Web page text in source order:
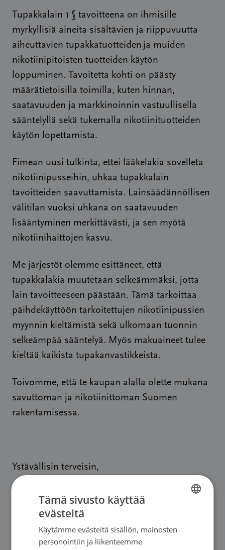
Tupakkalain 1 § tavoitteena on ihmisille
myrkyllisiä aineita sisältävien ja riippuvuutta
aiheuttavien tupakkatuotteiden ja muiden
nikotiinipitoisten tuotteiden käytön
loppuminen. Tavoitetta kohti on päästy
määrätietoisilla toimilla, kuten hinnan,
saatavuuden ja markkinoinnin vastuullisella
sääntelyllä sekä tukemalla nikotiinituotteiden
käytön lopettamista.
Fimean uusi tulkinta, ettei lääkelakia sovelleta
nikotiinipusseihin, uhkaa tupakkalain
tavoitteiden saavuttamista. Lainsäädännöllisen
välitilan vuoksi uhkana on saatavuuden
lisääntyminen merkittävästi, ja sen myötä
nikotiinihaittojen kasvu.
Me järjestöt olemme esittäneet, että
tupakkalakia muutetaan selkeämmäksi, jotta
lain tavoitteeseen päästään. Tämä tarkoittaa
päihdekäyttöön tarkoitettujen nikotiinipussien
myynnin kieltämistä sekä ulkomaan tuonnin
selkeämpää sääntelyä. Myös makuaineet tulee
kieltää kaikista tupakanvastikkeista.
Toivomme, että te kaupan alalla olette mukana
savuttoman ja nikotiinittoman Suomen
rakentamisessa.
Ystävällisin terveisin,
Mika Pyykkö, toiminnanjohtaja, Aivoliitto
FINNISH
Tämä sivusto käyttää
evästeitä
Käytämme evästeitä sisällön, mainosten
personointiin ja liikenteemme